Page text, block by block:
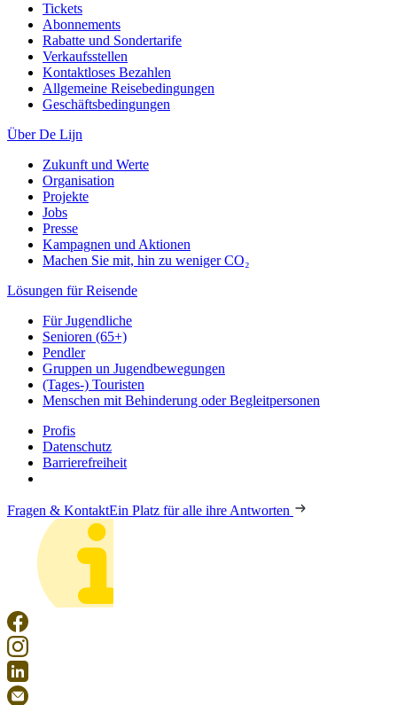
Tickets
Abonnements
Rabatte und Sondertarife
Verkaufsstellen
Kontaktloses Bezahlen
Allgemeine Reisebedingungen
Geschäftsbedingungen
Über De Lijn
Zukunft und Werte
Organisation
Projekte
Jobs
Presse
Kampagnen und Aktionen
Machen Sie mit, hin zu weniger CO₂
Lösungen für Reisende
Für Jugendliche
Senioren (65+)
Pendler
Gruppen un Jugendbewegungen
(Tages-) Touristen
Menschen mit Behinderung oder Begleitpersonen
Profis
Datenschutz
Barrierefreiheit
Fragen & KontaktEin Platz für alle ihre Antworten